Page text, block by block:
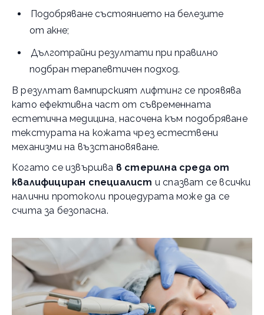
Подобряване състоянието на белезите
от акне;
Дълготрайни резултати при правилно
подбран терапевтичен подход.
В резултат вампирският лифтинг се проявява
като ефективна част от съвременната
естетична медицина, насочена към подобряване
текстурата на кожата чрез естествени
механизми на възстановяване.
Когато се извършва в стерилна среда от
квалифициран специалист и спазват се всички
налични протоколи процедурата може да се
счита за безопасна.